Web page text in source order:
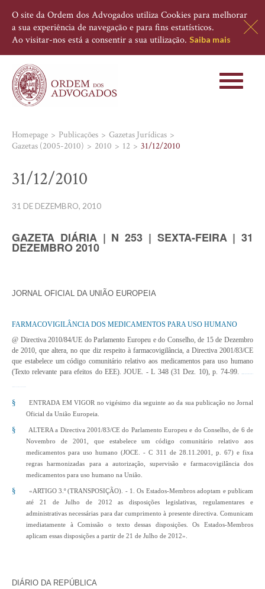
O site da Ordem dos Advogados utiliza Cookies para melhorar
a sua experiência de navegação e para fins estatísticos.
Ao visitar-nos está a consentir a sua utilização. Saiba mais
Toggle
Homepage Publicações
Gazetas Jurídicas
Gazetas (2005-2010)
2010 12 31/12/2010
31/12/2010
31 DE DEZEMBRO, 2010
GAZETA DIÁRIA | N 253 | SEXTA-FEIRA | 31
DEZEMBRO 2010
JORNAL OFICIAL DA UNIÃO EUROPEIA
FARMACOVIGILÂNCIA DOS MEDICAMENTOS PARA USO HUMANO
@ Directiva 2010/84/UE do Parlamento Europeu e do Conselho, de 15 de Dezembro
de 2010, que altera, no que diz respeito à farmacovigilância, a Directiva 2001/83/CE
que estabelece um código comunitário relativo aos medicamentos para uso humano
(Texto relevante para efeitos do EEE). JOUE. - L 348 (31 Dez. 10), p. 74-99.
§
ENTRADA EM VIGOR no vigésimo dia seguinte ao da sua publicação no Jornal
Oficial da União Europeia.
§
ALTERA a Directiva 2001/83/CE do Parlamento Europeu e do Conselho, de 6 de
Novembro de 2001, que estabelece um código comunitário relativo aos
medicamentos para uso humano (JOCE. - C 311 de 28.11.2001, p. 67) e fixa
regras harmonizadas para a autorização, supervisão e farmacovigilância dos
medicamentos para uso humano na União.
§
«ARTIGO 3.º (TRANSPOSIÇÃO). - 1. Os Estados-Membros adoptam e publicam
até 21 de Julho de 2012 as disposições legislativas, regulamentares e
administrativas necessárias para dar cumprimento à presente directiva. Comunicam
imediatamente à Comissão o texto dessas disposições. Os Estados-Membros
aplicam essas disposições a partir de 21 de Julho de 2012».
DIÁRIO DA REPÚBLICA